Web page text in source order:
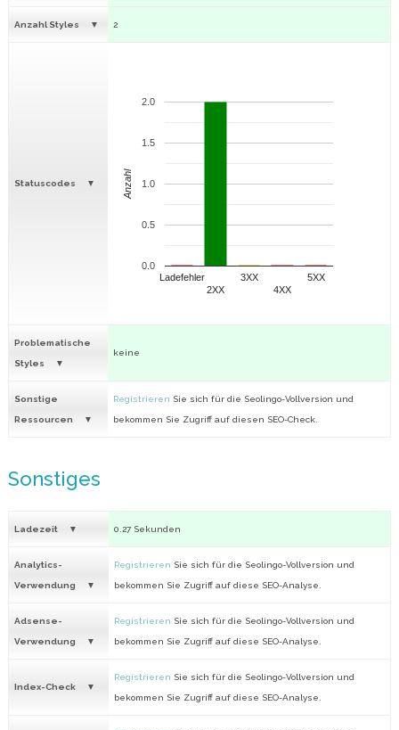
Anzahl Styles 2
Statuscodes
Ladefehler
2XX
3XX
4XX
5XX
0.0
0.5
1.0
1.5
2.0
Anzahl
Problematische
Styles
keine
Sonstige
Ressourcen
Registrieren Sie sich für die Seolingo-Vollversion und
bekommen Sie Zugriff auf diesen SEO-Check.
Sonstiges
Ladezeit 0.27 Sekunden
Analytics-
Verwendung
Registrieren Sie sich für die Seolingo-Vollversion und
bekommen Sie Zugriff auf diese SEO-Analyse.
Adsense-
Verwendung
Registrieren Sie sich für die Seolingo-Vollversion und
bekommen Sie Zugriff auf diese SEO-Analyse.
Index-Check
Registrieren Sie sich für die Seolingo-Vollversion und
bekommen Sie Zugriff auf diese SEO-Analyse.